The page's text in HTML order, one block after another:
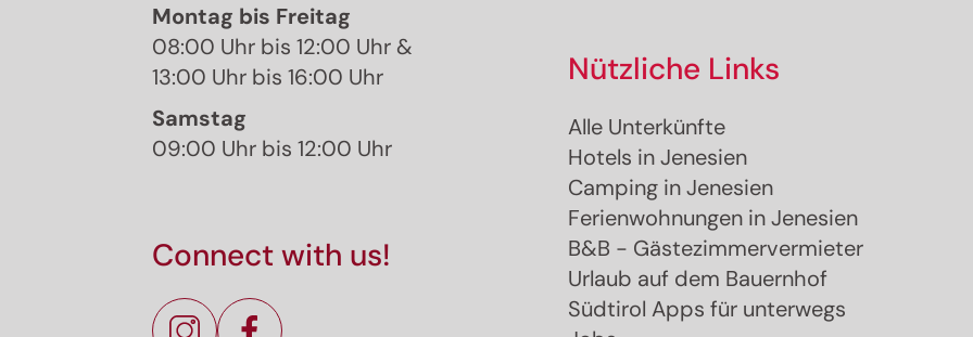
Montag bis Freitag
08:00 Uhr bis 12:00 Uhr &
13:00 Uhr bis 16:00 Uhr
Samstag
09:00 Uhr bis 12:00 Uhr
Connect with us!
Nützliche Links
Alle Unterkünfte
Hotels in Jenesien
Camping in Jenesien
Ferienwohnungen in Jenesien
B&B - Gästezimmervermieter
Urlaub auf dem Bauernhof
Südtirol Apps für unterwegs